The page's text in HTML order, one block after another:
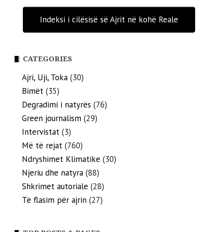
Indeksi i cilësisë së Ajrit në kohë Reale
CATEGORIES
Ajri, Uji, Toka (30)
Bimët (35)
Degradimi i natyrës (76)
Green journalism (29)
Intervistat (3)
Më të rejat (760)
Ndryshimet Klimatike (30)
Njeriu dhe natyra (88)
Shkrimet autoriale (28)
Të flasim për ajrin (27)